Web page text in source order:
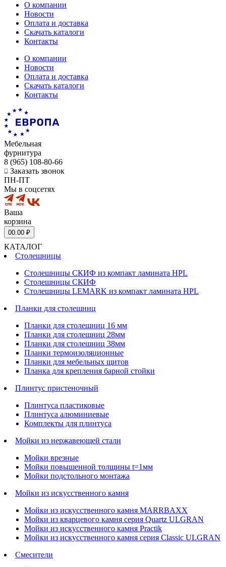
О компании
Новости
Оплата и доставка
Скачать каталоги
Контакты
О компании
Новости
Оплата и доставка
Скачать каталоги
Контакты
Мебельная
фурнитура
8 (965) 108-80-66
Заказать звонок
ПН-ПТ
Мы в соцсетях
Ваша
корзина
00.00 ₽
КАТАЛОГ
Столешницы
Столешницы СКИФ из компакт ламината HPL
Столешницы СКИФ
Столешницы LEMARK из компакт ламината HPL
Планки для столешниц
Планки для столешниц 16 мм
Планки для столешниц 28мм
Планки для столешниц 38мм
Планки термоизоляционные
Планки для мебельных щитов
Планка для крепления барной стойки
Плинтус пристеночный
Плинтуса пластиковые
Плинтуса алюминиевые
Комплекты для плинтуса
Мойки из нержавеющей стали
Мойки врезные
Мойки повышенной толщины t=1мм
Мойки подстольного монтажа
Мойки из искусственного камня
Мойки из искусственного камня MARRBAXX
Мойки из кварцевого камня серия Quartz ULGRAN
Мойки из искусственного камня Practik
Мойки из искусственного камня серия Classic ULGRAN
Смесители